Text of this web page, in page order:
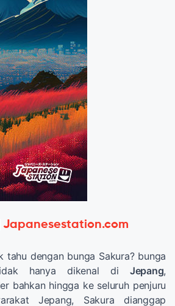
Japanesestation.com
tahu dengan bunga Sakura? bunga
hanya dikenal di Jepang,
bahkan hingga ke seluruh penjuru
Jepang, Sakura dianggap